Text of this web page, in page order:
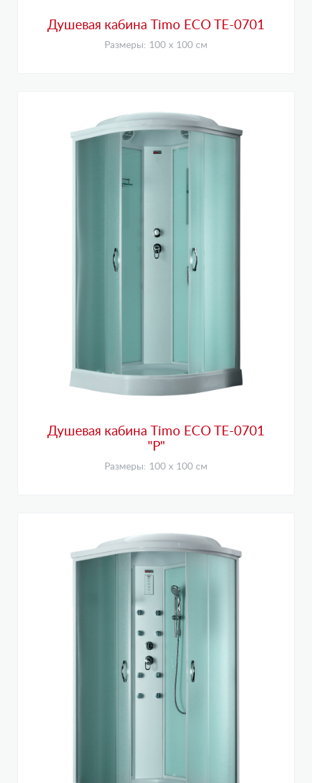
Душевая кабина Timo ECO TE-0701
Размеры: 100 х 100 см
Душевая кабина Timo ECO TE-0701
"Р"
Размеры: 100 х 100 см